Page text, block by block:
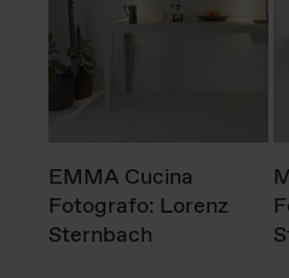
EMMA Cucina
Fotografo: Lorenz
Sternbach